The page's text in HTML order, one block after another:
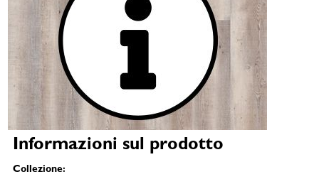
Informazioni sul prodotto
Collezione: